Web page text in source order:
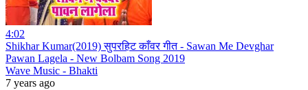
4:02
Shikhar Kumar(2019) सुपरहिट काँवर गीत - Sawan Me Devghar
Pawan Lagela - New Bolbam Song 2019
Wave Music - Bhakti
7 years ago